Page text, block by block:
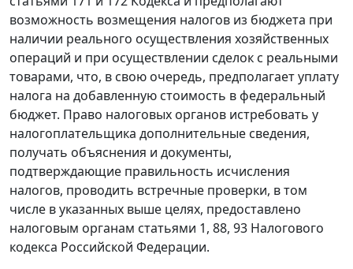
возможность возмещения налогов из бюджета при
наличии реального осуществления хозяйственных
операций и при осуществлении сделок с реальными
товарами, что, в свою очередь, предполагает уплату
налога на добавленную стоимость в федеральный
бюджет. Право налоговых органов истребовать у
налогоплательщика дополнительные сведения,
получать объяснения и документы,
подтверждающие правильность исчисления
налогов, проводить встречные проверки, в том
числе в указанных выше целях, предоставлено
налоговым органам статьями 1, 88, 93 Налогового
кодекса Российской Федерации.